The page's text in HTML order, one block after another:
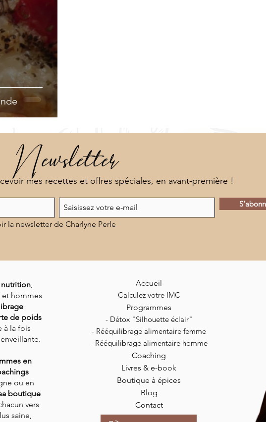
Newsletter
mes recettes et offres spéciales, en avant-première !
la newsletter de Charlyne Perle
,
hommes
de poids
à la fois
en
ou en
boutique
vers
saine,
Accueil
Calculez votre IMC
Programmes
- Détox "Silhouette éclair"
- Rééquilibrage alimentaire femme
- Rééquilibrage alimentaire homme
Coaching
Livres & e-book
Boutique à épices
Blog
Contact